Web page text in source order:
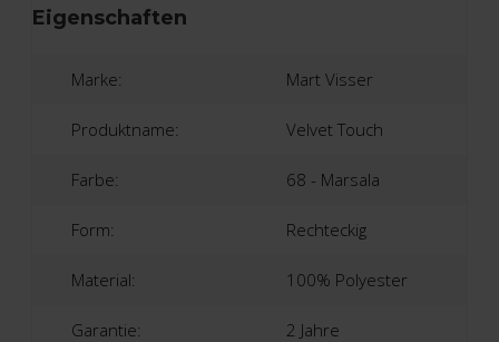
Eigenschaften
Marke: Mart Visser
Produktname: Velvet Touch
Farbe: 68 - Marsala
Form: Rechteckig
Material: 100% Polyester
Garantie: 2 Jahre